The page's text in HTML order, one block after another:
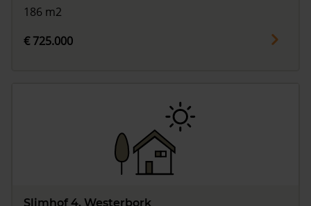
186 m2
€ 725.000
Slimhof 4, Westerbork